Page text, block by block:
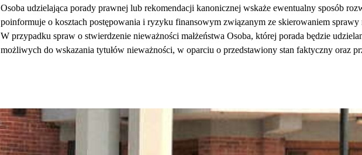
Osoba udzielająca porady prawnej lub rekomendacji kanonicznej wskaże ewentualny sposób
poinformuje o kosztach postępowania i ryzyku finansowym związanym ze skierowaniem sprawy
W przypadku spraw o stwierdzenie nieważności małżeństwa Osoba, której porada będzie
możliwych do wskazania tytułów nieważności, w oparciu o przedstawiony stan faktyczny oraz